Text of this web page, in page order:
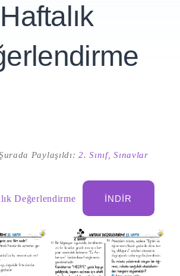
Haftalık
Paylaşıldı:2. Sınıf,Sınavlar
Değerlendirme İNDIR